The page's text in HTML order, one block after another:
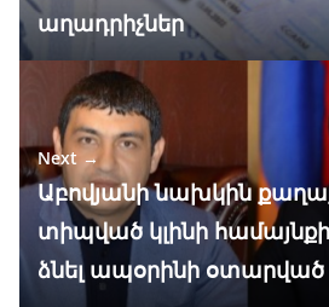
աղադրիչներ
Next →
Աբովյանի նախկին
տիպված կլինի
ձնել ապօրինի